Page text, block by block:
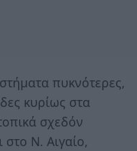
πυκνότερες,
κυρίως στα
σχεδόν
στο Ν. Αιγαίο,